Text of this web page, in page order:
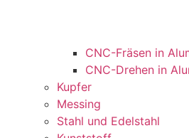
CNC-Fräsen in
CNC-Drehen in
Kupfer
Messing
Stahl und Edelstahl